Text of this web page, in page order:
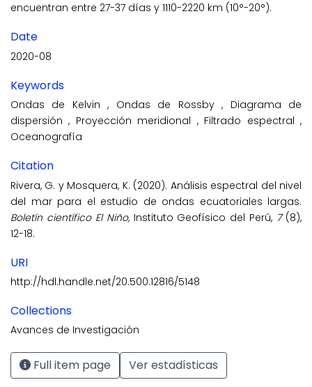
encuentran entre 27-37 días y 1110-2220 km (10°-20°).
Date
2020-08
Keywords
Ondas de Kelvin, Ondas de Rossby, Diagrama de
dispersión, Proyección meridional , Filtrado espectral,
Oceanografía
Citation
Rivera, G. y Mosquera, K. (2020). Análisis espectral del nivel
del mar para el estudio de ondas ecuatoriales largas.
Boletín científico El Niño,Instituto Geofísico del Perú, 7(8),
12-18.
URI
http://hdl.handle.net/20.500.12816/5148
Collections
Avances de Investigación
Full item page Ver estadísticas